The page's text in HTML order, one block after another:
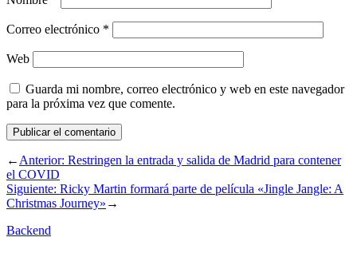
Correo electrónico *
Web
Guarda mi nombre, correo electrónico y web en este navegador
para la próxima vez que comente.
←Anterior: Restringen la entrada y salida de Madrid para contener
el COVID
Siguiente: Ricky Martin formará parte de película «Jingle Jangle: A
Christmas Journey» →
Backend